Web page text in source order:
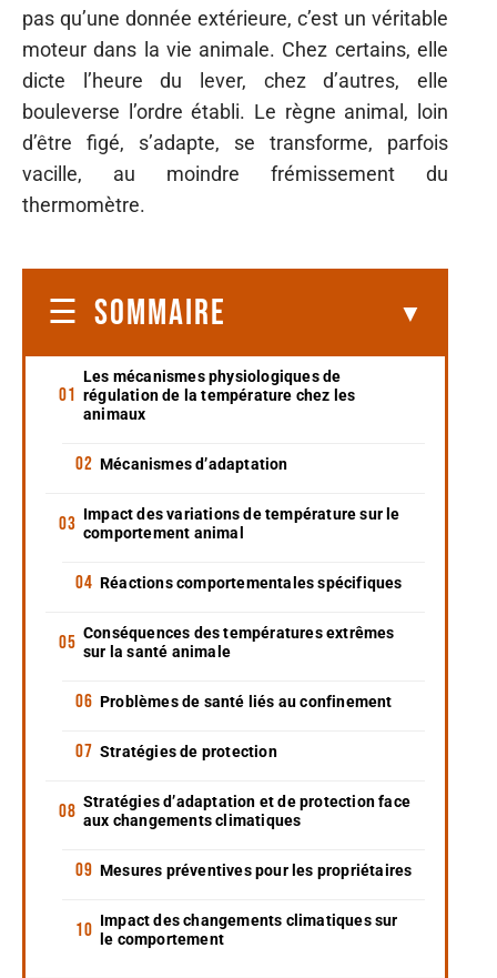
pas qu’une donnée extérieure, c’est un véritable
moteur dans la vie animale. Chez certains, elle
dicte l’heure du lever, chez d’autres, elle
bouleverse l’ordre établi. Le règne animal, loin
d’être figé, s’adapte, se transforme, parfois
vacille, au moindre frémissement du
thermomètre.
SOMMAIRE
Les mécanismes physiologiques de
régulation de la température chez les
animaux
Mécanismes d’adaptation
Impact des variations de température sur le
comportement animal
Réactions comportementales spécifiques
Conséquences des températures extrêmes
sur la santé animale
Problèmes de santé liés au confinement
Stratégies de protection
Stratégies d’adaptation et de protection face
aux changements climatiques
Mesures préventives pour les propriétaires
Impact des changements climatiques sur
le comportement